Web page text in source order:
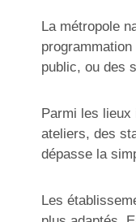
La métropole
public, ou des
Parmi les
ateliers, des
dépasse la
Les